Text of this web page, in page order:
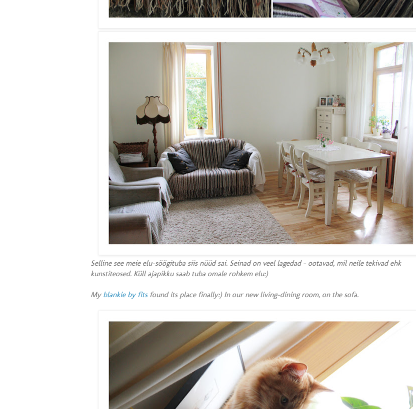
Selline see meie elu-söögituba siis nüüd sai. Seinad on veel lagedad - ootavad, mil neile tekivad ehk
kunstiteosed. Küll ajapikku saab tuba omale rohkem elu:)
My blankie by fitsfound its place finally:) In our new living-dining room, on the sofa.